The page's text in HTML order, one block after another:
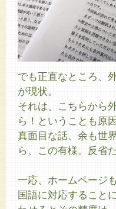
でも正直なところ、
が現状。
それは、こちらから
ら！ということも原因
真面目な話、余も世
ら、この有様。反
一応、ホームページ
国語に対応すること